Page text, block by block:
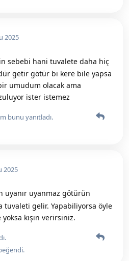
2025
sebebi hani tuvalete daha hiç
getir götür bı kere bile yapsa
umudum olacak ama
ister istemez
bunu yanıtladı.
2025
uyanır uyanmaz götürün
tuvaleti gelir. Yapabiliyorsa öyle
kışın verirsiniz.
.